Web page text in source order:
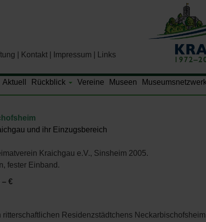
Kontakt Impressum Links
Aktuell Rückblick Vereine Museen
und ihr Einzugsbereich
Kraichgau e.V., Sinsheim 2005.
fester Einband.
– €
Residenzstädtchens